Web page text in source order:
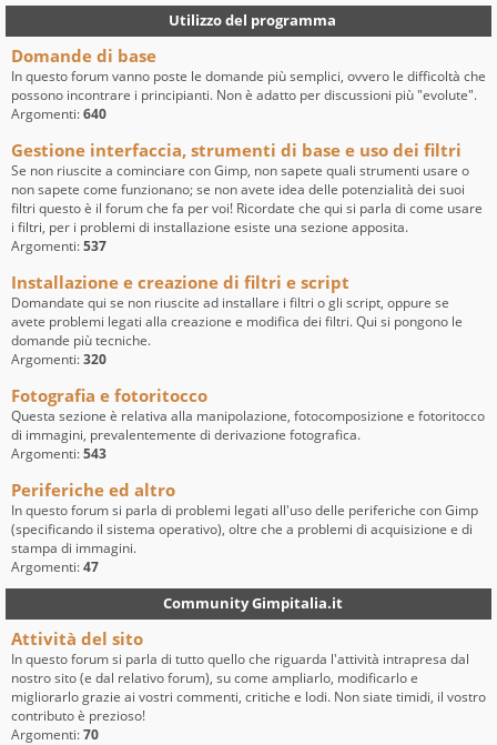
Utilizzo del programma
Domande di base
In questo forum vanno poste le domande più semplici, ovvero le difficoltà che
possono incontrare i principianti. Non è adatto per discussioni più "evolute".
Argomenti:640
Gestione interfaccia, strumenti di base e uso dei filtri
Se non riuscite a cominciare con Gimp, non sapete quali strumenti usare o
non sapete come funzionano; se non avete idea delle potenzialità dei suoi
filtri questo è il forum che fa per voi! Ricordate che qui si parla di come usare
i filtri, per i problemi di installazione esiste una sezione apposita.
Argomenti:537
Installazione e creazione di filtri e script
Domandate qui se non riuscite ad installare i filtri o gli script, oppure se
avete problemi legati alla creazione e modifica dei filtri. Qui si pongono le
domande più tecniche.
Argomenti:320
Fotografia e fotoritocco
Questa sezione è relativa alla manipolazione, fotocomposizione e fotoritocco
di immagini, prevalentemente di derivazione fotografica.
Argomenti:543
Periferiche ed altro
In questo forum si parla di problemi legati all'uso delle periferiche con Gimp
(specificando il sistema operativo), oltre che a problemi di acquisizione e di
stampa di immagini.
Argomenti:47
Community Gimpitalia.it
Attività del sito
In questo forum si parla di tutto quello che riguarda l'attività intrapresa dal
nostro sito (e dal relativo forum), su come ampliarlo, modificarlo e
migliorarlo grazie ai vostri commenti, critiche e lodi. Non siate timidi, il vostro
contributo è prezioso!
Argomenti:70